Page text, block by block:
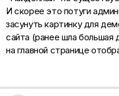
И скорее это потуги
засунуть картинку для
сайта (ранее шла большая
на главной странице